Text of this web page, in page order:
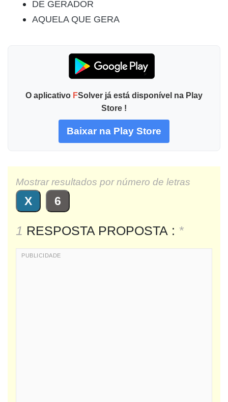
DE GERADOR
AQUELA QUE GERA
O aplicativo FSolver já está disponível na Play
Store !
Baixar na Play Store
Mostrar resultados por número de letras
X 6
1 RESPOSTA PROPOSTA : *